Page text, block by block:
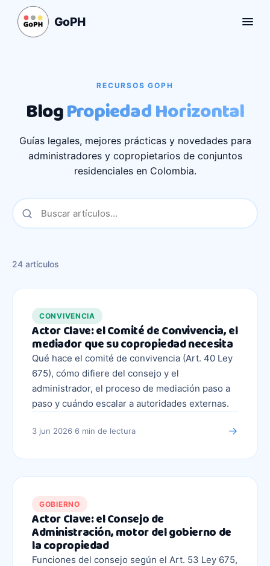
GoPH
RECURSOS GOPH
BlogPropiedad Horizontal
Guías legales, mejores prácticas y novedades para
administradores y copropietarios de conjuntos
residenciales en Colombia.
24 artículos
CONVIVENCIA
Actor Clave: el Comité de Convivencia, el
mediador que su copropiedad necesita
Qué hace el comité de convivencia (Art. 40 Ley
675), cómo difiere del consejo y el
administrador, el proceso de mediación paso a
paso y cuándo escalar a autoridades externas.
3 jun 2026·6 min de lectura →
GOBIERNO
Actor Clave: el Consejo de
Administración, motor del gobierno de
la copropiedad
Funciones del consejo según el Art. 53 Ley 675,